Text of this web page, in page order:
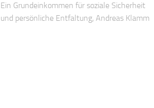
Ein Grundeinkommen für soziale Sicherheit
und persönliche Entfaltung, Andreas Klamm